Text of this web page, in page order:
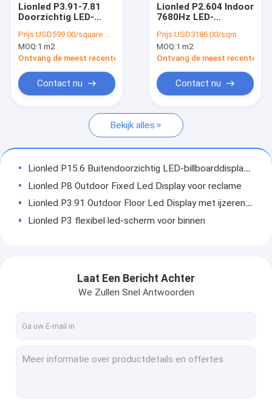
Creatief LED-display
Openlucht LEIDENE Vertoning
Videowand binnen
Doorzichtig LED-display
Flexibele LEIDENE vertoning
Pole LED-display
Lionled P3.91-7.81
Doorzichtig LED-
binnenruimten voor
glazen ramen voor
winkels/reclame
Prijs:USD599.00/square meters
MOQ:1 m2
Ontvang de meest recente Prijs
Contact nu
Lionled P2.604 Indoor
7680Hz LED-
hardwire voor
scenario's met hoge
verversing
Prijs:USD3186.00/sqm
MOQ:1 m2
Ontvang de meest recente
Contact nu
Bekijk alles
Lionled P15.6 Buitendoorzichtig LED-billboarddisplay voor buitenreclame
Lionled P8 Outdoor Fixed Led Display voor reclame
Lionled P3.91 Outdoor Floor Led Display met ijzeren paneel
Lionled P3 flexibel led-scherm voor binnen
Lionled GOB1.875 LED-display voor binnenplank
Lionled P3.91 Indoor LED-verhuurdisplay voor podium/concert/reclame
Lionled P15.6-31.25 Buitendoorzichtig LED-display voor reclame
LionLED P6 Indoor Flexible Transparent LED Display Voor glazen ramen Winkel/Reclame
Laat Een Bericht Achter
We Zullen Snel Antwoorden